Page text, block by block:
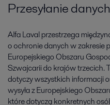
Przesyłanie danych
Alfa Laval przestrzega
o ochronie danych w zakresie
Europejskiego Obszaru
Szwajcarii do krajów trzecich.
dotyczy wszystkich informacji
wysyła z Europejskiego
które dotyczą konkretnych